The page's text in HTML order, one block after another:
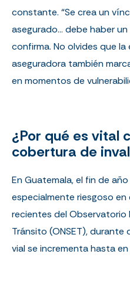
constante. “Se crea un
asegurado… debe haber
confirma. No olvides que
aseguradora también
en momentos de
¿Por qué es vital
cobertura de
En Guatemala, el fin de
especialmente riesgoso
recientes delObservatorio
Tránsito (ONSET), durante
vial se incrementa hasta en